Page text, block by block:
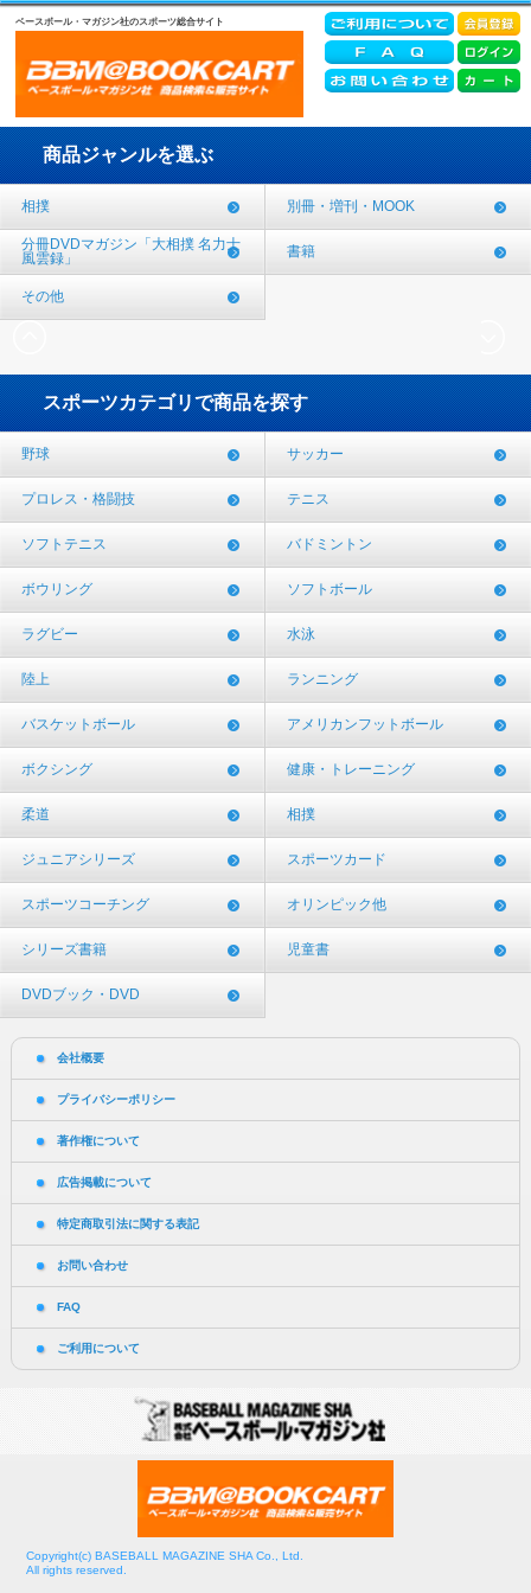
ベースボール・マガジン社のスポーツ総合サイト
商品ジャンルを選ぶ
相撲 別冊・増刊・MOOK
分冊DVDマガジン「大相撲 名力士
風雲録」
書籍
その他
スポーツカテゴリで商品を探す
野球 サッカー
プロレス・格闘技 テニス
ソフトテニス バドミントン
ボウリング ソフトボール
ラグビー 水泳
陸上 ランニング
バスケットボール アメリカンフットボール
ボクシング 健康・トレーニング
柔道 相撲
ジュニアシリーズ スポーツカード
スポーツコーチング オリンピック他
シリーズ書籍 児童書
DVDブック・DVD
会社概要
プライバシーポリシー
著作権について
広告掲載について
特定商取引法に関する表記
お問い合わせ
FAQ
ご利用について
Copyright(c) BASEBALL MAGAZINE SHA Co., Ltd.
All rights reserved.